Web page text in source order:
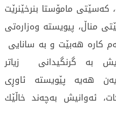
كەسێتی مامۆستا بنرخێنرێت
مناڵ، پیویستە وەزارەتی
كارە هەبێت و بە سانایی
بە گرنگیدانی زیاتر
هەیە پێویستە ئاوڕی
ئەوانیش بەچەند خاڵێك